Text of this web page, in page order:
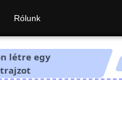
Rólunk
létre egy